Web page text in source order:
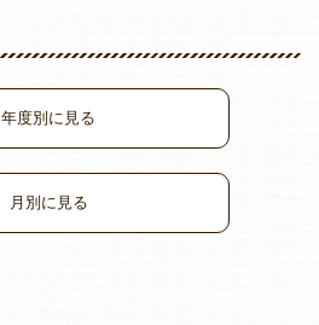
年度別に見る
月別に見る